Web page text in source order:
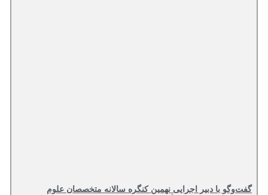
گفت‌وگو با دبیر اجرایی نهمین کنگره سالانه متخصصان علوم